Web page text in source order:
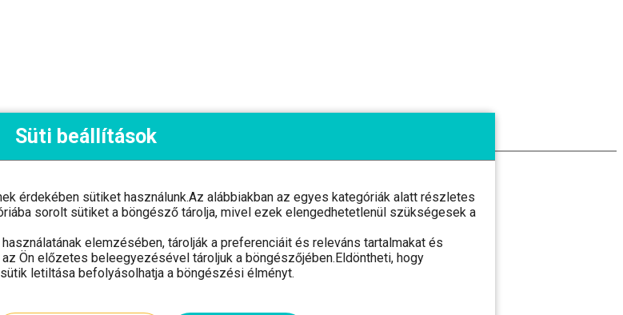
24768005-2-03
Süti beállítások
érdekében sütiket használunk.Az alábbiakban az egyes kategóriák alatt részletes
sorolt sütiket a böngésző tárolja, mivel ezek elengedhetetlenül szükségesek a
elemzésében, tárolják a preferenciáit és releváns tartalmakat és
Ön előzetes beleegyezésével tároljuk a böngészőjében.Eldöntheti, hogy
letiltása befolyásolhatja a böngészési élményt.